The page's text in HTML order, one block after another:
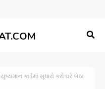
કાર્ડમાં સુધારો કરો ઘરે બેઠા